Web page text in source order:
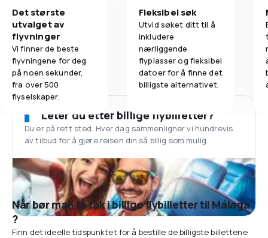
Det største
utvalget av
flyvninger
Vi finner de beste
flyvningene for deg
på noen sekunder,
fra over 500
flyselskaper.
Fleksibel søk
Utvid søket ditt til å
inkludere
nærliggende
flyplasser og fleksibel
datoer for å finne det
billigste alternativet.
Leter du etter billige flybilletter?
Du er på rett sted. Hver dag sammenligner vi hundrevis
av tilbud for å gjøre reisen din så billig som mulig.
Når bør man få tak i billige flybilletter til Málaga
?
Finn det ideelle tidspunktet for å bestille de billigste billettene